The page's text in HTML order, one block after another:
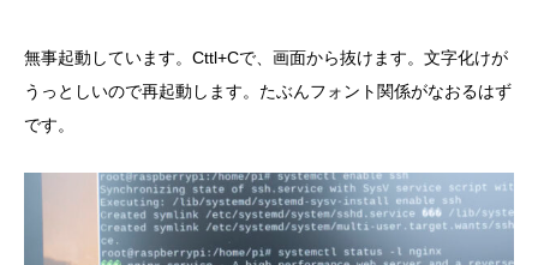
無事起動しています。Cttl+Cで、画面から抜けます。文字化けが
うっとしいので再起動します。たぶんフォント関係がなおるはず
です。